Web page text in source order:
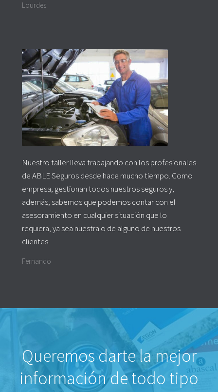
Lourdes
Nuestro taller lleva trabajando con los profesionales
de ABLE Seguros desde hace mucho tiempo. Como
empresa, gestionan todos nuestros seguros y,
además, sabemos que podemos contar con el
asesoramiento en cualquier situación que lo
requiera, ya sea nuestra o de alguno de nuestros
clientes.
Fernando
Queremos darte la mejor
información de todo tipo